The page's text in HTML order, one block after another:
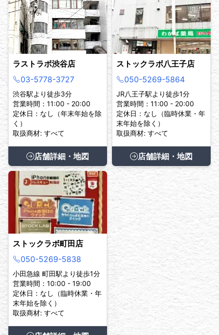
ラストラボ渋谷店
03-5778-3727
渋谷駅より徒歩3分
営業時間：11:00 - 20:00
定休日：なし（年末年始を除
く）
取扱商材: すべて
店舗詳細・地図
ストックラボ八王子店
050-5269-5864
JR八王子駅より徒歩1分
営業時間：11:00 - 20:00
定休日：なし（臨時休業・年
末年始を除く）
取扱商材: すべて
店舗詳細・地図
ストックラボ町田店
050-5269-5838
小田急線 町田駅より徒歩1分
営業時間：10:00 - 19:00
定休日：なし（臨時休業・年
末年始を除く）
取扱商材: すべて